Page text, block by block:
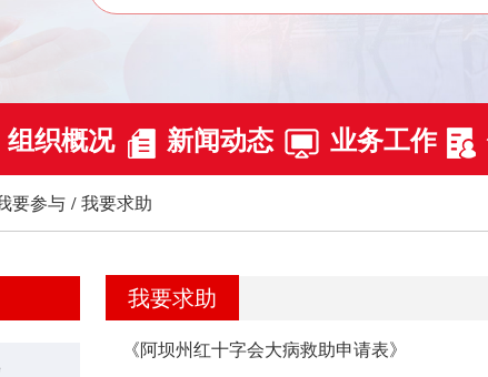
组织概况 新闻动态 业务工作
要参与 /我要求助
我要求助
《阿坝州红十字会大病救助申请表》